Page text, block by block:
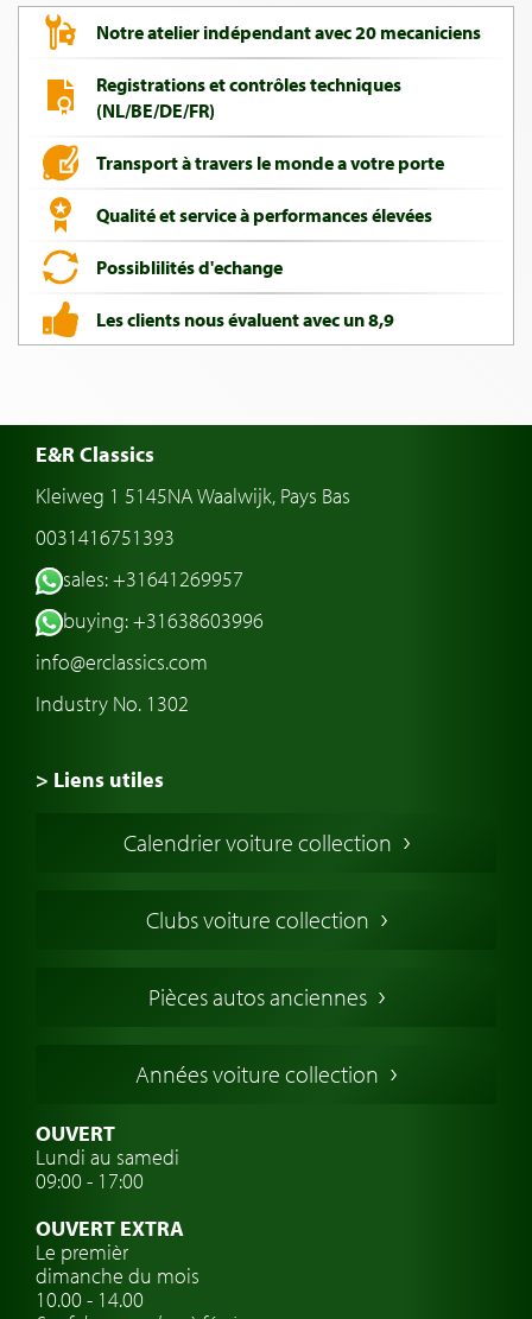
Notre atelier indépendant avec 20 mecaniciens
Registrations et contrôles techniques
(NL/BE/DE/FR)
Transport à travers le monde a votre porte
Qualité et service à performances élevées
Possiblilités d'echange
Les clients nous évaluent avec un 8,9
E&R Classics
Kleiweg 1 5145NA Waalwijk, Pays Bas
0031416751393
sales: +31641269957
buying: +31638603996
info@erclassics.com
Industry No. 1302
> Liens utiles
Voiture Collection Europe
Voitures Anglaises
Voitures Allemandes
Voitures Suédoises
Assurance voiture de collection
Clubs de voitures classiques
Atelier de voitures anciennes
Montres de marque de voiture
Calendrier voiture collection
Clubs voiture collection
Pièces autos anciennes
Années voiture collection
OUVERT
Lundi au samedi
09:00 - 17:00
OUVERT EXTRA
Le premièr
dimanche du mois
10.00 - 14.00